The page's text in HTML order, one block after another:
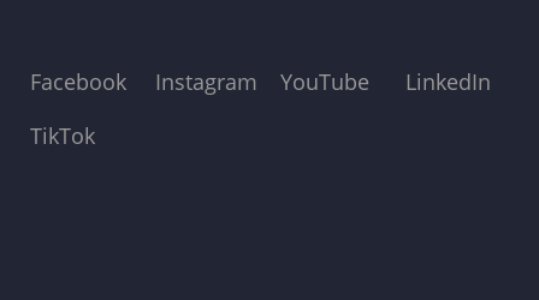
Facebook Instagram YouTube
LinkedIn
TikTok